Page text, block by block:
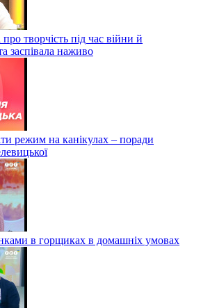
творчість під час війни й
заспівала наживо
режим на канікулах – поради
в горщиках в домашніх умовах